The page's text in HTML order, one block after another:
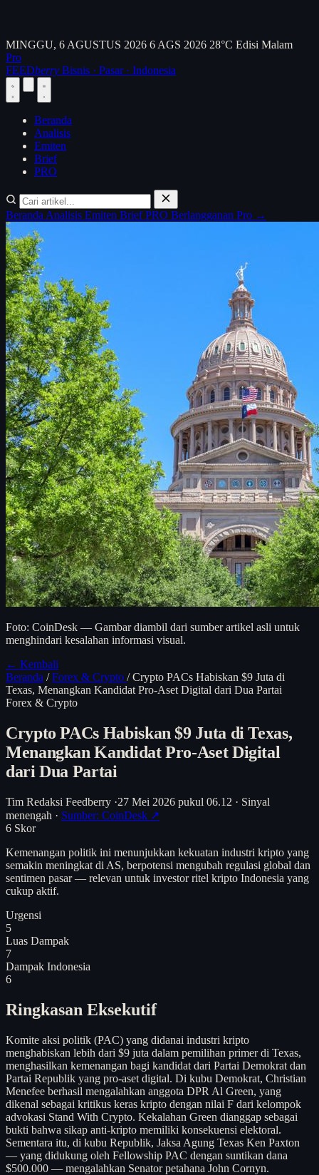
MINGGU, 6 AGUSTUS 2026 6 AGS 2026 28°C Edisi Malam
Pro
FEEDberry Bisnis · Pasar · Indonesia
Beranda
Analisis
Emiten
Brief
PRO
Beranda Analisis Emiten BriefPRO Berlangganan Pro →
Foto: CoinDesk — Gambar diambil dari sumber artikel asli untuk
menghindari kesalahan informasi visual.
← Kembali
Beranda / Forex & Crypto / Crypto PACs Habiskan $9 Juta di
Texas, Menangkan Kandidat Pro-Aset Digital dari Dua Partai
Forex & Crypto
Crypto PACs Habiskan $9 Juta di Texas,
Menangkan Kandidat Pro-Aset Digital
dari Dua Partai
Tim Redaksi Feedberry ·27 Mei 2026 pukul 06.12 · Sinyal
menengah · Sumber: CoinDesk ↗
6 Skor
Kemenangan politik ini menunjukkan kekuatan industri kripto yang
semakin meningkat di AS, berpotensi mengubah regulasi global dan
sentimen pasar — relevan untuk investor ritel kripto Indonesia yang
cukup aktif.
Urgensi
5
Luas Dampak
7
Dampak Indonesia
6
Ringkasan Eksekutif
Komite aksi politik (PAC) yang didanai industri kripto
menghabiskan lebih dari $9 juta dalam pemilihan primer di Texas,
menghasilkan kemenangan bagi kandidat dari Partai Demokrat dan
Partai Republik yang pro-aset digital. Di kubu Demokrat, Christian
Menefee berhasil mengalahkan anggota DPR Al Green, yang
dikenal sebagai kritikus keras kripto dengan nilai F dari kelompok
advokasi Stand With Crypto. Kekalahan Green dianggap sebagai
bukti bahwa sikap anti-kripto memiliki konsekuensi elektoral.
Sementara itu, di kubu Republik, Jaksa Agung Texas Ken Paxton
— yang didukung oleh Fellowship PAC dengan suntikan dana
$500.000 — mengalahkan Senator petahana John Cornyn.